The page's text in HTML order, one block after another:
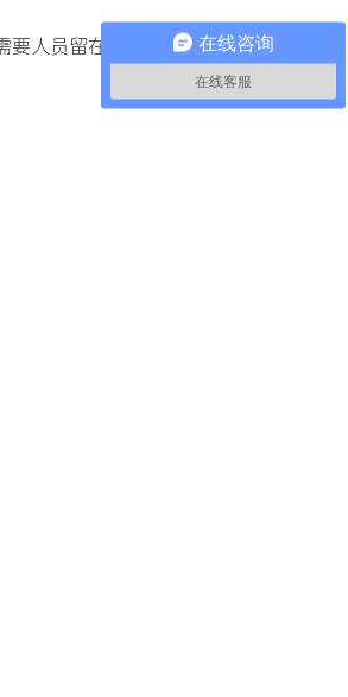
要人员留在平台上，这意味着
在线咨询
在线客服